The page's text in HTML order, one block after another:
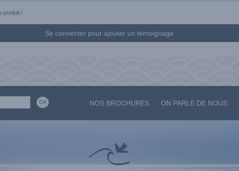
produit !
Se connecter pour ajouter un témoignage
NOS BROCHURES ON PARLE DE NOUS